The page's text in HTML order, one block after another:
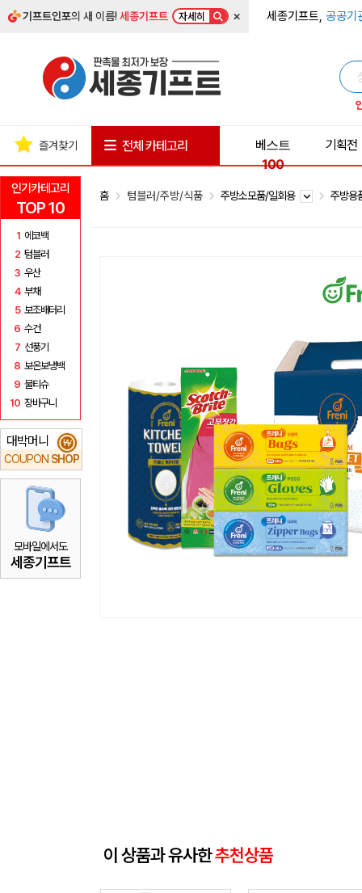
기프트인포의 새 이름!세종기프트 자세히 × 세종기프트, 공공기
인기카테고리
TOP 10
1 에코백
2 텀블러
3 우산
4 부채
5 보조배터리
6 수건
7 선풍기
8 보온보냉백
9 물티슈
10 장바구니
대박머니
COUPON SHOP
₩
모바일에서도
세종기프트
즐겨찾기 전체 카테고리
베스트
100
기획전
홈 텀블러/주방/식품 주방소모품/일회용 주방
이 상품과 유사한추천상품